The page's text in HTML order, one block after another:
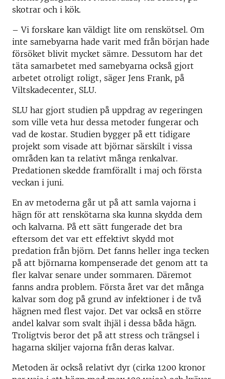
skotrar och i kök.
– Vi forskare kan väldigt lite om renskötsel. Om
inte samebyarna hade varit med från början hade
försöket blivit mycket sämre. Dessutom har det
täta samarbetet med samebyarna också gjort
arbetet otroligt roligt, säger Jens Frank, på
Viltskadecenter, SLU.
SLU har gjort studien på uppdrag av regeringen
som ville veta hur dessa metoder fungerar och
vad de kostar. Studien bygger på ett tidigare
projekt som visade att björnar särskilt i vissa
områden kan ta relativt många renkalvar.
Predationen skedde framförallt i maj och första
veckan i juni.
En av metoderna går ut på att samla vajorna i
hägn för att renskötarna ska kunna skydda dem
och kalvarna. På ett sätt fungerade det bra
eftersom det var ett effektivt skydd mot
predation från björn. Det fanns heller inga tecken
på att björnarna kompenserade det genom att ta
fler kalvar senare under sommaren. Däremot
fanns andra problem. Första året var det många
kalvar som dog på grund av infektioner i de två
hägnen med flest vajor. Det var också en större
andel kalvar som svalt ihjäl i dessa båda hägn.
Troligtvis beror det på att stress och trängsel i
hagarna skiljer vajorna från deras kalvar.
Metoden är också relativt dyr (cirka 1200 kronor